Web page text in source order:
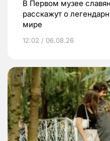
В Первом музее
расскажут о
мире
12:02 / 06.08.26